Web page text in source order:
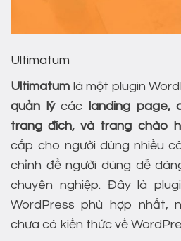
Ultimatum
Ultimatum là một plugin
quản lýcác landing page,
trang đích, và trang chào
cấp cho người dùng nhiều
chỉnh để người dùng dễ
chuyên nghiệp. Đây là
WordPress phù hợp nhất,
chưa có kiến thức về